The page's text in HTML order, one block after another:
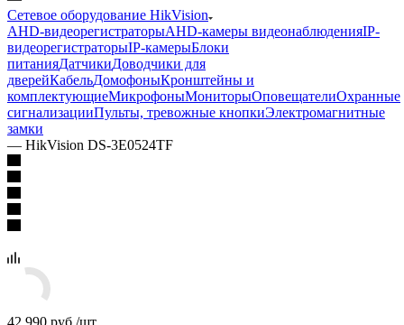
Сетевое оборудование HikVision
AHD-видеорегистраторыAHD-камеры видеонаблюденияIP-
видеорегистраторыIP-камерыБлоки
питанияДатчикиДоводчики для
дверейКабельДомофоныКронштейны и
комплектующиеМикрофоныМониторыОповещателиОхранные
сигнализацииПульты, тревожные кнопкиЭлектромагнитные
замки
— HikVision DS-3E0524TF
42 990 руб./шт